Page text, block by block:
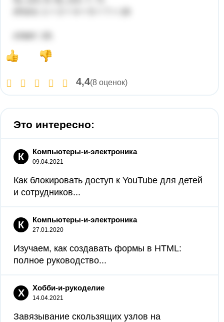
4,4(8 оценок)
Это интересно:
К Компьютеры-и-электроника
09.04.2021
Как блокировать доступ к YouTube для детей
и сотрудников...
К Компьютеры-и-электроника
27.01.2020
Изучаем, как создавать формы в HTML:
полное руководство...
Х Хобби-и-рукоделие
14.04.2021
Завязывание скользящих узлов на